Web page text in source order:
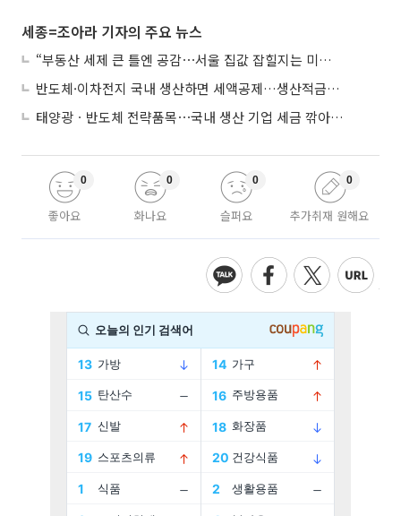
세종=조아라 기자의 주요 뉴스
“부동산 세제 큰 틀엔 공감⋯서울 집값 잡힐지는 미지수”
반도체·이차전지 국내 생산하면 세액공제…생산적금융 ISA 신설
태양광ㆍ반도체 전략품목⋯국내 생산 기업 세금 깎아준다
좋아요
0
화나요
0
슬퍼요
0
추가취재 원해요
0